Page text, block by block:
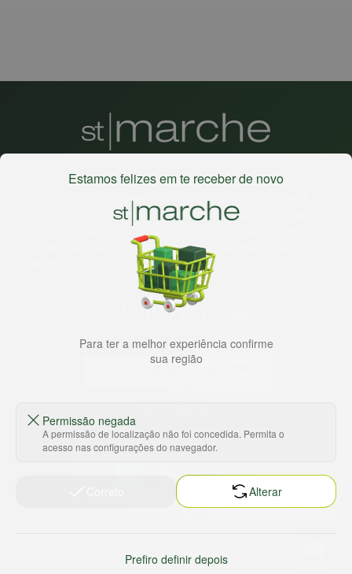
Há mais de 22 anos, o St. Marche busca oferecer a melhor
experiência de compras, a preços competitivos, pra você
comprar tudo o que precisa para seu dia a dia em um só
lugar. Além da loja online temos 31 lojas físicas na capital,
Grande São Paulo, litoral e interior de São Paulo. Vem ser
HORTUS COMERCIO DE ALIMENTOS S.A
CNPJ: 09.000.493/0002-15
Termos de serviço
Estamos felizes em te receber de novo
Para ter a melhor experiência confirme
sua região
Permissão negada
A permissão de localização não foi concedida. Permita o
acesso nas configurações do navegador.
Alterar
Prefiro definir depois